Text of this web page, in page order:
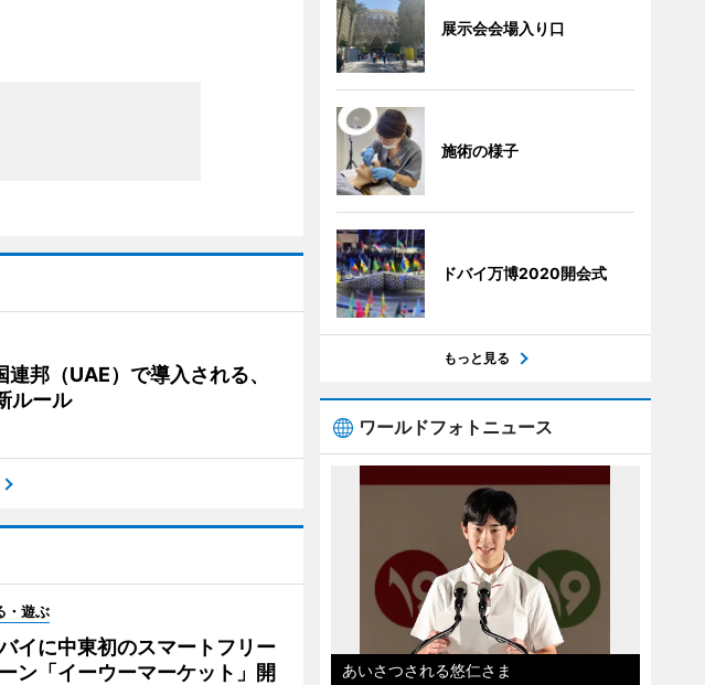
邦（UAE）で導入される、
ルール
・遊ぶ
イに中東初のスマートフリー
ン「イーウーマーケット」開
展示会会場入り口
施術の様子
ドバイ万博2020開会式
もっと見る
ワールドフォトニュース
あいさつされる悠仁さま